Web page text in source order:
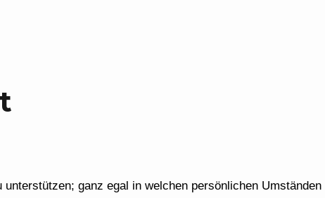
ganz egal in welchen persönlichen Umständen